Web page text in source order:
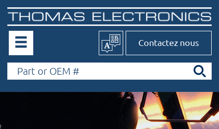
Contactez nous